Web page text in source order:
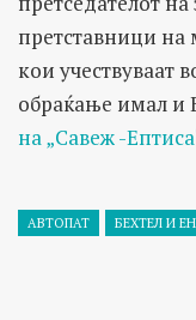
претставници
кои учествуваат
обраќање имал и
на „Савеж -
АВТОПАТ БЕХТЕЛ И